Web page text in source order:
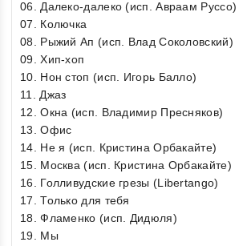
06. Далеко-далеко (исп. Авраам Руссо)
07. Колючка
08. Рыжий Ап (исп. Влад Соколовский)
09. Хип-хоп
10. Нон стоп (исп. Игорь Балло)
11. Джаз
12. Окна (исп. Владимир Пресняков)
13. Офис
14. Не я (исп. Кристина Орбакайте)
15. Москва (исп. Кристина Орбакайте)
16. Голливудские грезы (Libertango)
17. Только для тебя
18. Фламенко (исп. Дидюля)
19. Мы